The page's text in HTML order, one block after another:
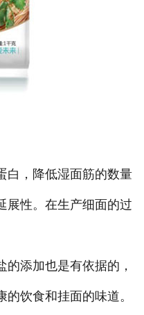
，降低湿面筋的数量
展性。在生产细面的过
添加也是有依据的，
饮食和挂面的味道。